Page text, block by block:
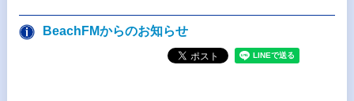
BeachFMからのお知らせ